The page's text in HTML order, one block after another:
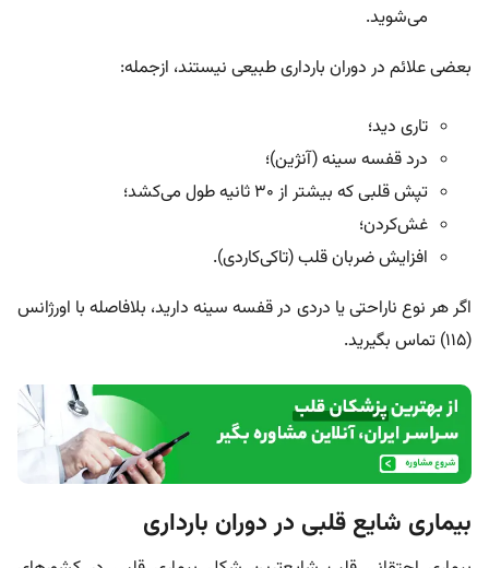
می‌شوید.
بعضی علائم در دوران بارداری طبیعی نیستند، ازجمله:
تاری دید؛
درد قفسه سینه (آنژین)؛
تپش قلبی که بیشتر از ۳۰ ثانیه طول می‌کشد؛
غش‌کردن؛
افزایش ضربان قلب (تاکی‌کاردی).
اگر هر نوع ناراحتی یا دردی در قفسه سینه دارید، بلافاصله با اورژانس
(۱۱۵) تماس بگیرید.
بیماری شایع قلبی در دوران بارداری